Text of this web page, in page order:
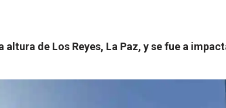
de Los Reyes, La Paz, y se fue a